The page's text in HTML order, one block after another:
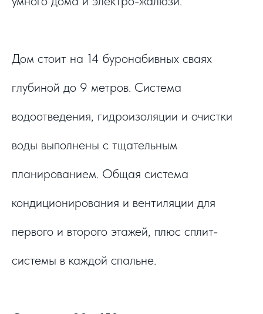
Дом стоит на 14 буронабивных сваях
глубиной до 9 метров. Система
водоотведения, гидроизоляции и очистки
воды выполнены с тщательным
планированием. Общая система
кондиционирования и вентиляции для
первого и второго этажей, плюс сплит-
системы в каждой спальне.